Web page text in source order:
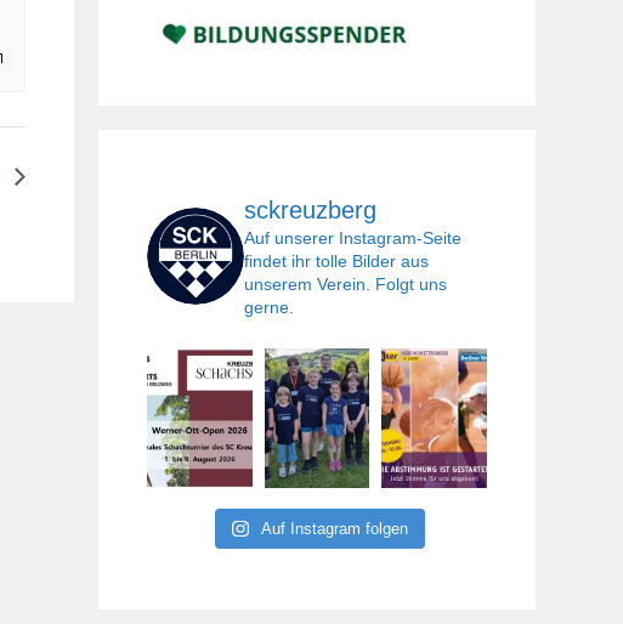
sckreuzberg
Auf unserer Instagram-Seite
findet ihr tolle Bilder aus
unserem Verein. Folgt uns
gerne.
Auf Instagram folgen